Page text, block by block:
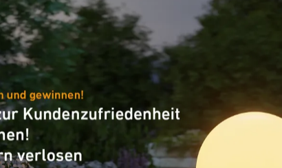
Variante
COM1 - Deckeneinbau
Artikelnummer
086916
VPE1, Nettogewicht
0,215 kg